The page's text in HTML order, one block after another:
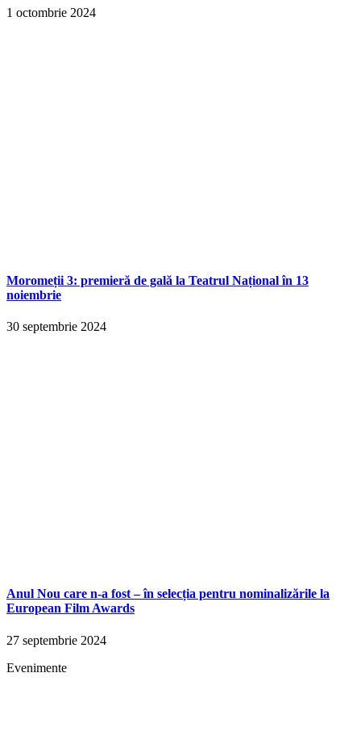
1 octombrie 2024
Moromeții 3: premieră de gală la Teatrul Național în 13
noiembrie
30 septembrie 2024
Anul Nou care n-a fost – în selecția pentru nominalizările la
European Film Awards
27 septembrie 2024
Evenimente